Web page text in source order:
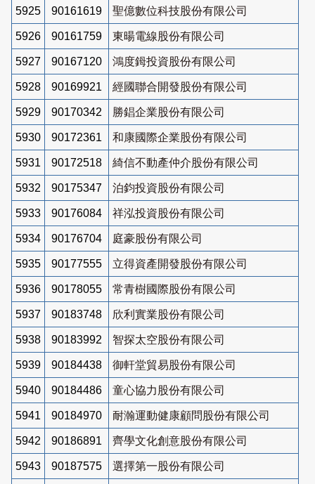
5925 90161619 聖億數位科技股份有限公司
5926 90161759 東暘電線股份有限公司
5927 90167120 鴻度鉧投資股份有限公司
5928 90169921 經國聯合開發股份有限公司
5929 90170342 勝錩企業股份有限公司
5930 90172361 和康國際企業股份有限公司
5931 90172518 綺信不動產仲介股份有限公司
5932 90175347 泊鈞投資股份有限公司
5933 90176084 祥泓投資股份有限公司
5934 90176704 庭豪股份有限公司
5935 90177555 立得資產開發股份有限公司
5936 90178055 常青樹國際股份有限公司
5937 90183748 欣利實業股份有限公司
5938 90183992 智探太空股份有限公司
5939 90184438 御軒堂貿易股份有限公司
5940 90184486 童心協力股份有限公司
5941 90184970 耐瀚運動健康顧問股份有限公司
5942 90186891 齊學文化創意股份有限公司
5943 90187575 選擇第一股份有限公司